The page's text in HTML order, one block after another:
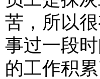
苦，所以
事过一段
的工作积累